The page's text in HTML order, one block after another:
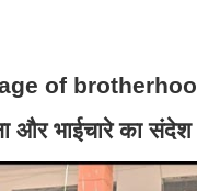
of brotherhood
भाईचारे का संदेश